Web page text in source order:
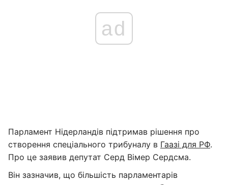
ad
Парламент Нідерландів підтримав рішення про
створення спеціального трибуналу в Гаазі для РФ.
Про це заявив депутат Серд Вімер Сердсма.
Він зазначив, що більшість парламентарів